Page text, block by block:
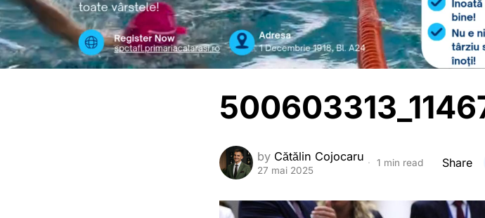
by Cătălin Cojocaru
27 mai 2025
1 min read Share